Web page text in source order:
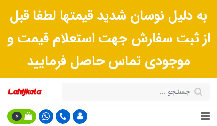
به دلیل نوسان شدید قیمتها لطفا قبل
از ثبت سفارش جهت استعلام قیمت و
موجودی تماس حاصل فرمایید
0